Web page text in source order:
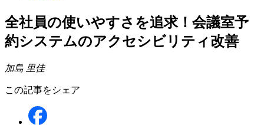
全社員の使いやすさを追求！会議室予
約システムのアクセシビリティ改善
加島 里佳
この記事をシェア